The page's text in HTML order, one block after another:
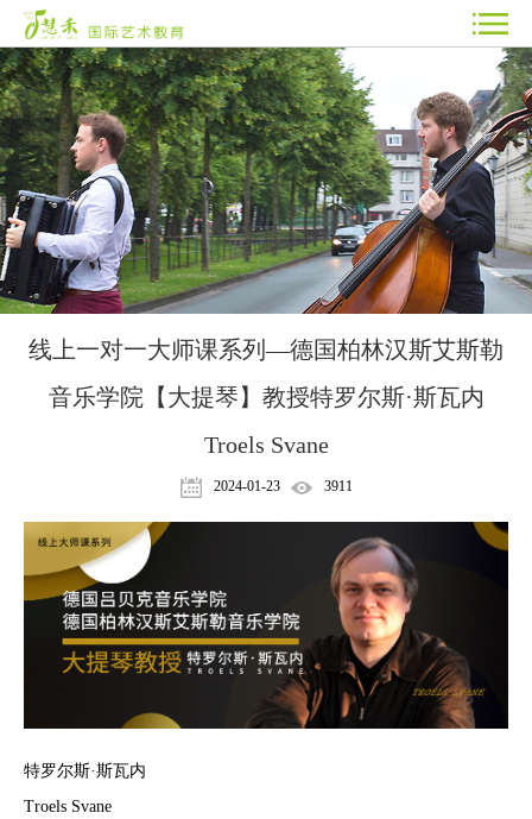
线上一对一大师课系列—德国柏林汉斯艾斯勒
音乐学院【大提琴】教授特罗尔斯·斯瓦内
Troels Svane
2024-01-23 3911
特罗尔斯·斯瓦内
Troels Svane